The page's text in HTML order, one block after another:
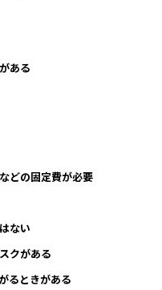
ある
どの固定費が必要
ない
クがある
るときがある